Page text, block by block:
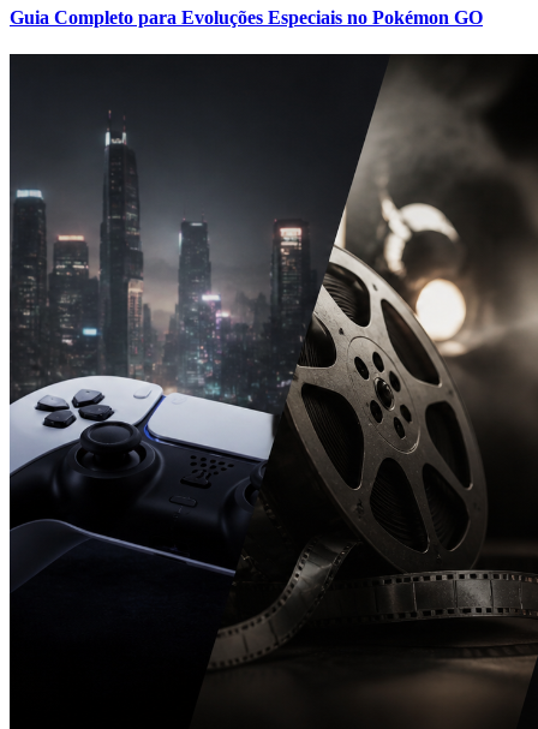
Guia Completo para Evoluções Especiais no Pokémon GO